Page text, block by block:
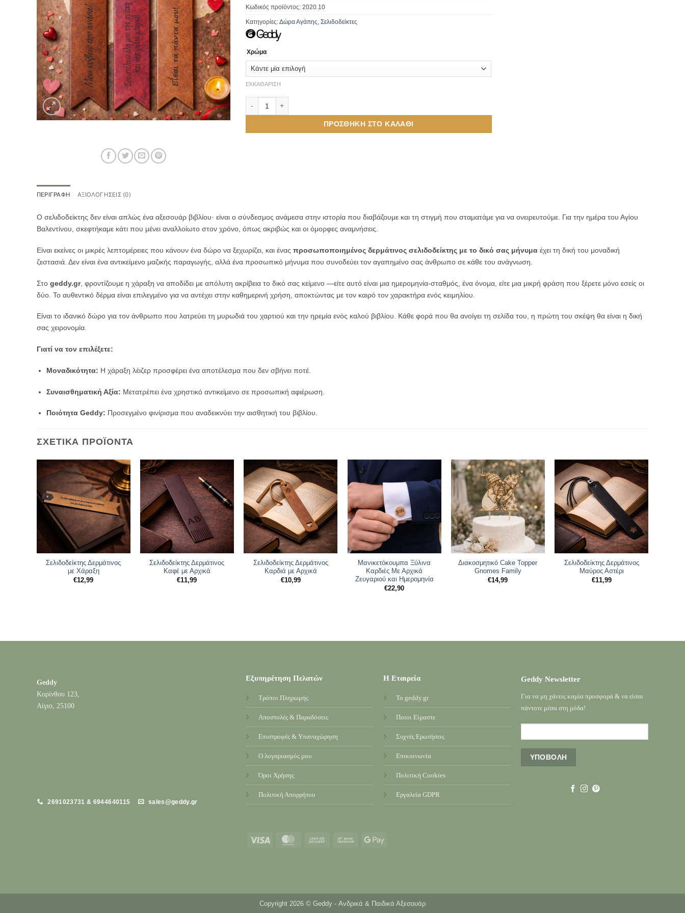
Κωδικός προϊόντος: 2020.10
Κατηγορίες:Δώρα Αγάπης Σελιδοδείκτες
Χρώμα
ΕΚΚΑΘΆΡΙΣΗ
ΠΡΟΣΘΉΚΗ ΣΤΟ ΚΑΛΆΘΙ
ΠΕΡΙΓΡΑΦΉ ΑΞΙΟΛΟΓΉΣΕΙΣ (0)
Ο σελιδοδείκτης δεν είναι απλώς ένα αξεσουάρ βιβλίου· είναι ο σύνδεσμος ανάμεσα στην ιστορία που διαβάζουμε και τη στιγμή που σταματάμε για να ονειρευτούμε. Για την ημέρα του Αγίου
Βαλεντίνου, σκεφτήκαμε κάτι που μένει αναλλοίωτο στον χρόνο, όπως ακριβώς και οι όμορφες αναμνήσεις.
Είναι εκείνες οι μικρές λεπτομέρειες που κάνουν ένα δώρο να ξεχωρίζει, και ένας προσωποποιημένος δερμάτινος σελιδοδείκτης με το δικό σας μήνυμα έχει τη δική του μοναδική
ζεστασιά. Δεν είναι ένα αντικείμενο μαζικής παραγωγής, αλλά ένα προσωπικό μήνυμα που συνοδεύει τον αγαπημένο σας άνθρωπο σε κάθε του ανάγνωση.
Στο geddy.gr, φροντίζουμε η χάραξη να αποδίδει με απόλυτη ακρίβεια το δικό σας κείμενο —είτε αυτό είναι μια ημερομηνία-σταθμός, ένα όνομα, είτε μια μικρή φράση που ξέρετε μόνο εσείς οι
δύο. Το αυθεντικό δέρμα είναι επιλεγμένο για να αντέχει στην καθημερινή χρήση, αποκτώντας με τον καιρό τον χαρακτήρα ενός κειμηλίου.
Είναι το ιδανικό δώρο για τον άνθρωπο που λατρεύει τη μυρωδιά του χαρτιού και την ηρεμία ενός καλού βιβλίου. Κάθε φορά που θα ανοίγει τη σελίδα του, η πρώτη του σκέψη θα είναι η δική
σας χειρονομία.
Γιατί να τον επιλέξετε:
Μοναδικότητα: Η χάραξη λέιζερ προσφέρει ένα αποτέλεσμα που δεν σβήνει ποτέ.
Συναισθηματική Αξία: Μετατρέπει ένα χρηστικό αντικείμενο σε προσωπική αφιέρωση.
Ποιότητα Geddy: Προσεγμένο φινίρισμα που αναδεικνύει την αισθητική του βιβλίου.
ΣΧΕΤΙΚΆ ΠΡΟΪΌΝΤΑ
Σελιδοδείκτης Δερμάτινος
με Χάραξη
€12,99
Σελιδοδείκτης Δερμάτινος
Καφέ με Αρχικά
€11,99
Σελιδοδείκτης Δερμάτινος
Καρδιά με Αρχικά
€10,99
Μανικετόκουμπα Ξύλινα
Καρδιές Με Αρχικά
Ζευγαριού και Ημερομηνία
€22,90
Διακοσμητικό Cake Topper
Gnomes Family
€14,99
Σελιδοδείκτης Δερμάτινος
Μαύρος Αστέρι
€11,99
Geddy
Κορίνθου 123,
Αίγιο, 25100
2691023731 & 6944640115 sales@geddy.gr
Εξυπηρέτηση Πελατών
Τρόποι Πληρωμής
Αποστολές & Παραδόσεις
Επιστροφές & Υπαναχώρηση
Ο λογαριασμός μου
Όροι Χρήσης
Πολιτική Απορρήτου
Η Εταιρεία
Το geddy.gr
Ποιοι Είμαστε
Συχνές Ερωτήσεις
Επικοινωνία
Πολιτική Cookies
Εργαλεία GDPR
Geddy Newsletter
Για να μη χάνεις καμία προσφορά & να είσαι
πάντοτε μέσα στη μόδα!
Visa MasterCardCash
Bank
Google
Copyright 2026 © Geddy - Ανδρικά & Παιδικά Αξεσουάρ